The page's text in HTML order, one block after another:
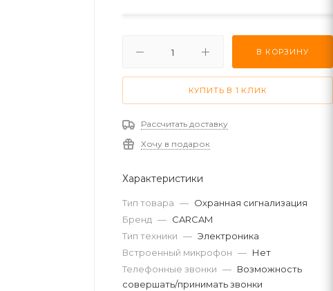
В КОРЗИНУ
КУПИТЬ В 1 КЛИК
Рассчитать доставку
Хочу в подарок
Характеристики
Тип товара — Охранная сигнализация
Бренд — CARCAM
Тип техники — Электроника
Встроенный микрофон — Нет
Телефонные звонки — Возможность
совершать/принимать звонки